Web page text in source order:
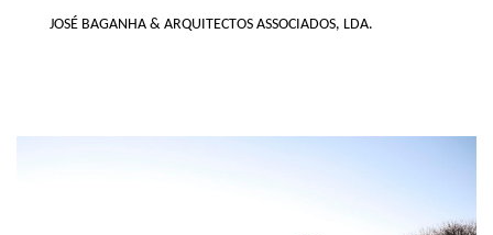
JOSÉ BAGANHA & ARQUITECTOS ASSOCIADOS, LDA.